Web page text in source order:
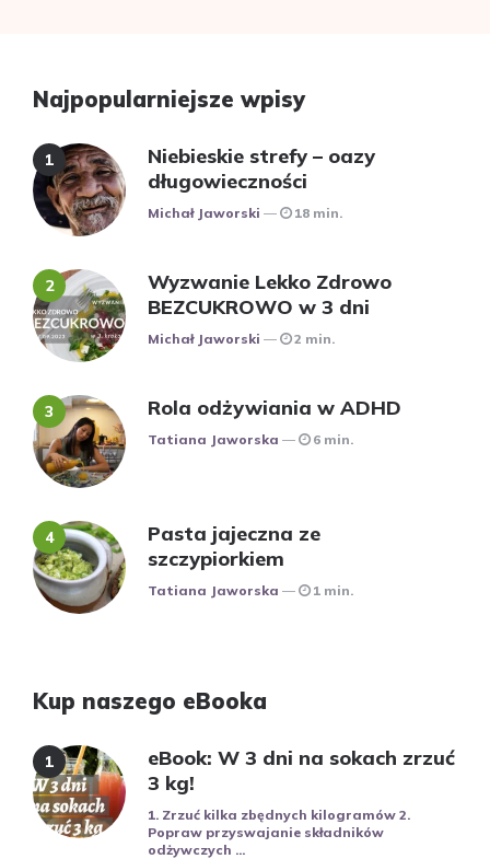
Najpopularniejsze wpisy
Niebieskie strefy – oazy
długowieczności
Posted
Michał Jaworski 18 min.
Wyzwanie Lekko Zdrowo
BEZCUKROWO w 3 dni
Posted
Michał Jaworski 2 min.
Rola odżywiania w ADHD
Posted
Tatiana Jaworska 6 min.
Pasta jajeczna ze
szczypiorkiem
Posted
Tatiana Jaworska 1 min.
Kup naszego eBooka
eBook: W 3 dni na sokach zrzuć
3 kg!
1. Zrzuć kilka zbędnych kilogramów 2.
Popraw przyswajanie składników
odżywczych ...